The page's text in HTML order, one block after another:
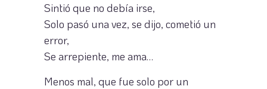
Sintió que no debía irse,
Solo pasó una vez, se dijo, cometió un
error,
Se arrepiente, me ama…
Menos mal, que fue solo por un